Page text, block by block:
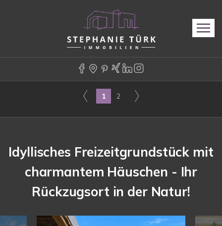
1 2
Idyllisches Freizeitgrundstück mit
charmantem Häuschen - Ihr
Rückzugsort in der Natur!